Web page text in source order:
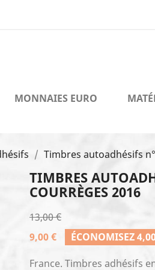
MONNAIES EURO
Timbres autoadhésifs
TIMBRES
COURRÈGES 2016
13,00 €
9,00 €
ÉCONOMISEZ
France. Timbres adhésifs